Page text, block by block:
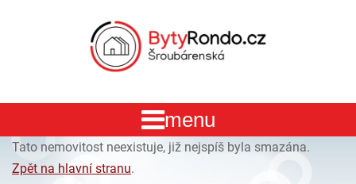
Tato nemovitost neexistuje, již nejspíš byla smazána.
Zpět na hlavní stranu.